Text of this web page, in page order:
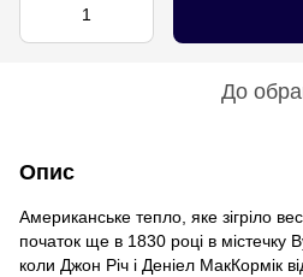
До
Опис
Американське тепло, яке зігріло
початок ще в 1830 році в містечку
коли Джон Річ і Деніел МакКормік